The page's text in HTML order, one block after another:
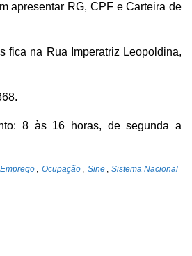
apresentar RG, CPF e Carteira de
fica na Rua Imperatriz Leopoldina,
8 às 16 horas, de segunda a
Emprego Ocupação Sine
Sistema Nacional